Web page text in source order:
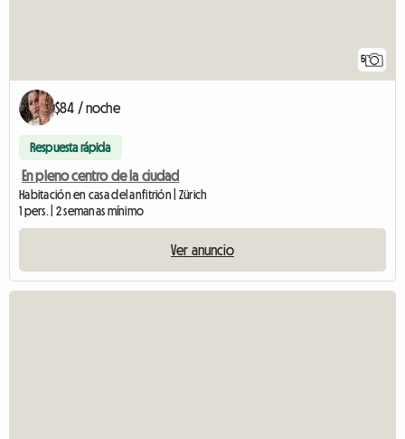
5
$84 / noche
Respuesta rápida
En pleno centro de la ciudad
Habitación en casa del anfitrión | Zürich
1 pers. | 2 semanas mínimo
Ver anuncio